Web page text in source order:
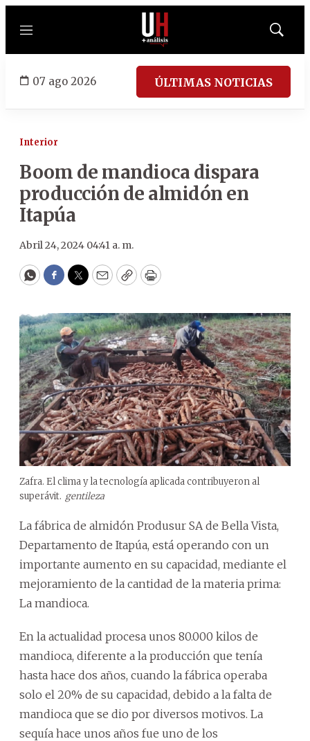
Menú
Mostrar
07 ago 2026 ÚLTIMAS NOTICIAS
Interior
Boom de mandioca dispara
producción de almidón en
Itapúa
Abril 24, 2024 04:41 a. m.
WhatsApp
Facebook
Twitter
EmailCopyPrint
Zafra. El clima y la tecnología aplicada contribuyeron al
superávit. gentileza
La fábrica de almidón Produsur SA de Bella Vista,
Departamento de Itapúa, está operando con un
importante aumento en su capacidad, mediante el
mejoramiento de la cantidad de la materia prima:
La mandioca.
En la actualidad procesa unos 80.000 kilos de
mandioca, diferente a la producción que tenía
hasta hace dos años, cuando la fábrica operaba
solo el 20% de su capacidad, debido a la falta de
mandioca que se dio por diversos motivos. La
sequía hace unos años fue uno de los